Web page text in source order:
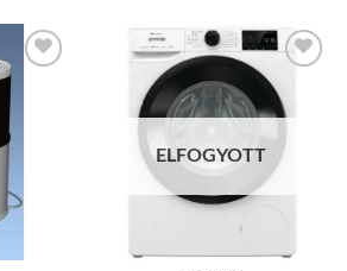
wishlist
ELFOGYOTT